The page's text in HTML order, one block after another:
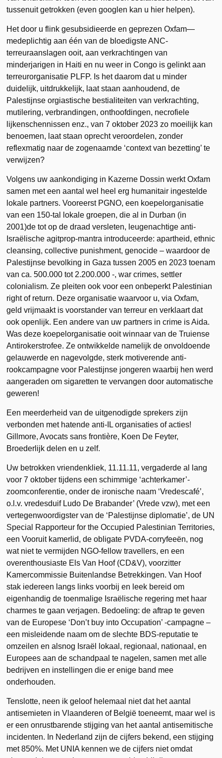
tussenuit getrokken (even googlen kan u hier helpen).
Het door u flink gesubsidieerde en geprezen Oxfam—
medeplichtig aan één van de bloedigste ANC-
terreuraanslagen ooit, aan verkrachtingen van
minderjarigen in Haiti en nu weer in Congo is gelinkt aan
terreurorganisatie PLFP. Is het daarom dat u minder
duidelijk, uitdrukkelijk, laat staan aanhoudend, de
Palestijnse orgiastische bestialiteiten van verkrachting,
mutilering, verbrandingen, onthoofdingen, necrofiele
lijkenschennissen enz., van 7 oktober 2023 zo moeilijk kan
benoemen, laat staan oprecht veroordelen, zonder
reflexmatig naar de zogenaamde ‘context van bezetting’ te
verwijzen?
Volgens uw aankondiging in Kazerne Dossin werkt Oxfam
samen met een aantal wel heel erg humanitair ingestelde
lokale partners. Vooreerst PGNO, een koepelorganisatie
van een 150-tal lokale groepen, die al in Durban (in
2001)de tot op de draad versleten, leugenachtige anti-
Israëlische agitprop-mantra introduceerde: apartheid, ethnic
cleansing, collective punishment, genocide – waardoor de
Palestijnse bevolking in Gaza tussen 2005 en 2023 toenam
van ca. 500.000 tot 2.200.000 -, war crimes, settler
colonialism. Ze pleiten ook voor een onbeperkt Palestinian
right of return. Deze organisatie waarvoor u, via Oxfam,
geld vrijmaakt is voorstander van terreur en verklaart dat
ook openlijk. Een andere van uw partners in crime is Aida.
Was deze koepelorganisatie ooit winnaar van de Truiense
Antirokerstrofee. Ze ontwikkelde namelijk de onvoldoende
gelauwerde en nagevolgde, sterk motiverende anti-
rookcampagne voor Palestijnse jongeren waarbij hen werd
aangeraden om sigaretten te vervangen door automatische
geweren!
Een meerderheid van de uitgenodigde sprekers zijn
verbonden met hatende anti-IL organisaties of acties!
Gillmore, Avocats sans frontière, Koen De Feyter,
Broederlijk delen en u zelf.
Uw betrokken vriendenkliek, 11.11.11, vergaderde al lang
voor 7 oktober tijdens een schimmige ‘achterkamer’-
zoomconferentie, onder de ironische naam ‘Vredescafé’,
o.l.v. vredesduif Ludo De Brabander’ (Vrede vzw), met een
vertegenwoordigster van de ‘Palestijnse diplomatie’, de UN
Special Rapporteur for the Occupied Palestinian Territories,
een Vooruit kamerlid, de obligate PVDA-corryfeeën, nog
wat niet te vermijden NGO-fellow travellers, en een
overenthousiaste Els Van Hoof (CD&V), voorzitter
Kamercommissie Buitenlandse Betrekkingen. Van Hoof
stak iedereen langs links voorbij en leek bereid om
eigenhandig de toenmalige Israëlische regering met haar
charmes te gaan verjagen. Bedoeling: de aftrap te geven
van de Europese ‘Don’t buy into Occupation’ -campagne –
een misleidende naam om de slechte BDS-reputatie te
omzeilen en alsnog Israël lokaal, regionaal, nationaal, en
Europees aan de schandpaal te nagelen, samen met alle
bedrijven en instellingen die er enige band mee
onderhouden.
Tenslotte, neen ik geloof helemaal niet dat het aantal
antisemieten in Vlaanderen of België toeneemt, maar wel is
er een onrustbarende stijging van het aantal antisemitische
incidenten. In Nederland zijn de cijfers bekend, een stijging
met 850%. Met UNIA kennen we de cijfers niet omdat